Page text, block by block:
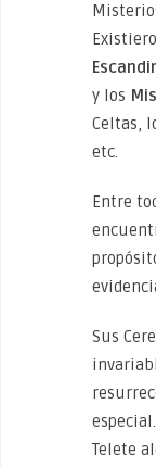
y los
Celtas,
etc.
Entre
Sus
Telete